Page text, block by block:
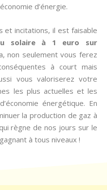
d’énergie.
et incitations, il est faisable
solaire à 1 euro sur
non seulement vous ferez
à court mais
vous valoriserez votre
les plus actuelles et les
énergétique. En
la production de gaz à
règne de nos jours sur le
à tous niveaux !